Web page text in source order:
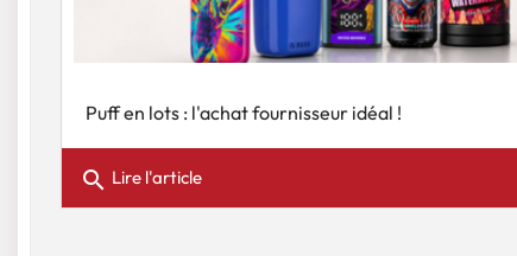
Puff en lots : l'achat fournisseur idéal !
search Lire l'article